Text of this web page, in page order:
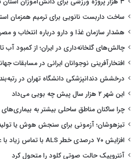
ساخت داربست نانویی برای ترمیم همزمان
هشدار سازمان غذا و دارو درباره انتخاب و
چالش‌های گلخانه‌داری در ایران؛ از کمبود آب
افتخارآفرینی نوجوانان ایرانی در مسابقات
درخشش دندانپزشکی دانشگاه تهران در رتبه‌بندی
این شهر ۲ هزار سال پیش چه بویی می‌داد
چرا ساکنان مناطق ساحلی بیشتر به
تیزهوشان؛ آزمونی برای سنجش هوش یا
افزایش ۷۰ درصدی خطر ALS با تماس زیاد با علف‌کش‌ها
آنتروپیک حالت صوتی کلود را متحول کرد